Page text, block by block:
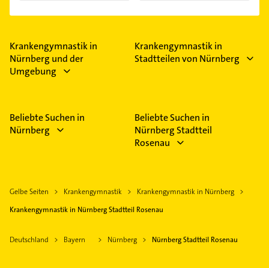
Krankengymnastik in
Nürnberg und der
Umgebung
Krankengymnastik in
Stadtteilen von Nürnberg
Beliebte Suchen in
Nürnberg
Beliebte Suchen in
Nürnberg Stadtteil
Rosenau
Gelbe Seiten Krankengymnastik
Krankengymnastik in Nürnberg
Krankengymnastik in Nürnberg Stadtteil Rosenau
Deutschland Bayern Nürnberg Nürnberg Stadtteil Rosenau